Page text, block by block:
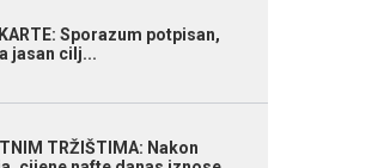
KARTE: Sporazum potpisan,
jasan cilj...
TRŽIŠTIMA: Nakon